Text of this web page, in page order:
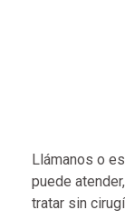
Llámanos o
puede
tratar sin